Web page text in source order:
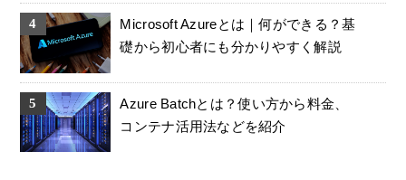
Microsoft Azureとは｜何ができる？基
礎から初心者にも分かりやすく解説
Azure Batchとは？使い方から料金、
コンテナ活用法などを紹介